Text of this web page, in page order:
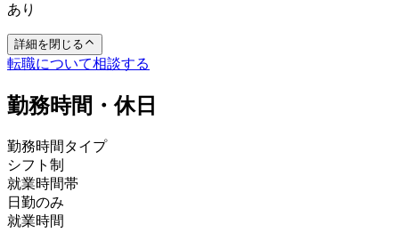
あり
詳細を閉じる
転職について相談する
勤務時間・休日
勤務時間タイプ
シフト制
就業時間帯
日勤のみ
就業時間